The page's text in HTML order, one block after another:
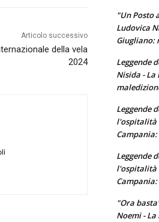
Articolo successivo
della vela
2024
"Un Posto
Ludovica
Giugliano:
Leggende
Nisida - La
Leggende
l'ospitalità
Leggende
l'ospitalità
Campania:
"Ora
Noemi - La